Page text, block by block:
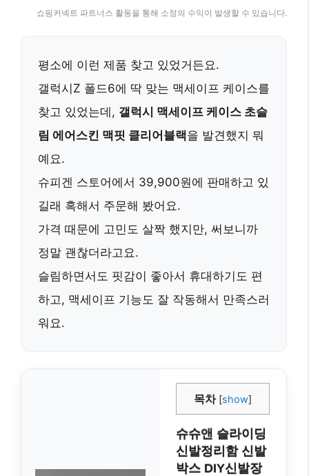
쇼핑커넥트 파트너스 활동을 통해 소정의 수익이 발생할 수 있습니다.
평소에 이런 제품 찾고 있었거든요.
갤럭시Z 폴드6에 딱 맞는 맥세이프 케이스를
찾고 있었는데, 갤럭시 맥세이프 케이스 초슬
림 에어스킨 맥핏 클리어블랙을 발견했지 뭐
예요.
슈피겐 스토어에서 39,900원에 판매하고 있
길래 혹해서 주문해 봤어요.
가격 때문에 고민도 살짝 했지만, 써보니까
정말 괜찮더라고요.
슬림하면서도 핏감이 좋아서 휴대하기도 편
하고, 맥세이프 기능도 잘 작동해서 만족스러
워요.
목차 [show]
슈슈앤 슬라이딩
신발정리함 신발
박스 DIY신발장